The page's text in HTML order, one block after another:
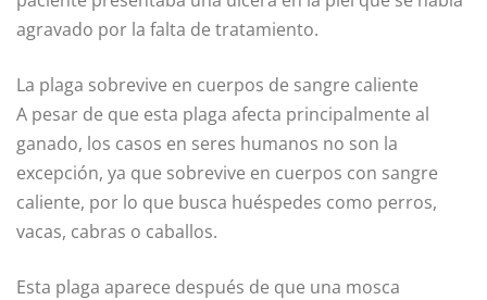
agravado por la falta de tratamiento.
La plaga sobrevive en cuerpos de sangre caliente
A pesar de que esta plaga afecta principalmente al
ganado, los casos en seres humanos no son la
excepción, ya que sobrevive en cuerpos con sangre
caliente, por lo que busca huéspedes como perros,
vacas, cabras o caballos.
Esta plaga aparece después de que una mosca